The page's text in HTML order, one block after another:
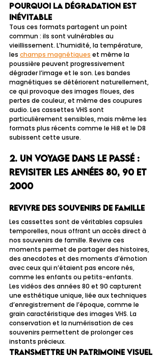
Pourquoi la dégradation est
inévitable
Tous ces formats partagent un point
commun : ils sont vulnérables au
vieillissement. L’humidité, la température,
les champs magnétiques et même la
poussière peuvent progressivement
dégrader l’image et le son. Les bandes
magnétiques se détériorent naturellement,
ce qui provoque des images floues, des
pertes de couleur, et même des coupures
audio. Les cassettes VHS sont
particulièrement sensibles, mais même les
formats plus récents comme le Hi8 et le D8
subissent cette usure.
2. Un voyage dans le passé :
revisiter les années 80, 90 et
2000
Revivre des souvenirs de famille
Les cassettes sont de véritables capsules
temporelles, nous offrant un accès direct à
nos souvenirs de famille. Revivre ces
moments permet de partager des histoires,
des anecdotes et des moments d’émotion
avec ceux qui n’étaient pas encore nés,
comme les enfants ou petits-enfants.
Les vidéos des années 80 et 90 capturent
une esthétique unique, liée aux techniques
d’enregistrement de l’époque, comme le
grain caractéristique des images VHS. La
conservation et la numérisation de ces
souvenirs permettent de prolonger ces
instants précieux.
Transmettre un patrimoine visuel